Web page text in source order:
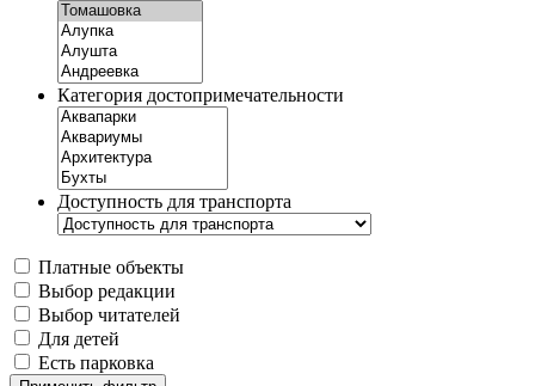
Категория достопримечательности
Доступность для транспорта
Платные объекты
Выбор редакции
Выбор читателей
Для детей
Есть парковка